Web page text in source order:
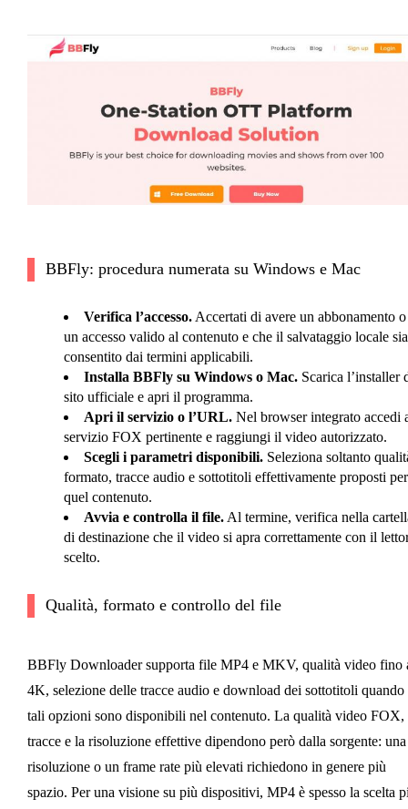
BBFly: procedura numerata su Windows e Mac
Verifica l’accesso.Accertati di avere un abbonamento o
un accesso valido al contenuto e che il salvataggio locale sia
consentito dai termini applicabili.
Installa BBFly su Windows o Mac.Scarica l’installer
sito ufficiale e apri il programma.
Apri il servizio o l’URL.Nel browser integrato accedi
servizio FOX pertinente e raggiungi il video autorizzato.
Scegli i parametri disponibili.Seleziona soltanto
formato, tracce audio e sottotitoli effettivamente proposti per
quel contenuto.
Avvia e controlla il file.Al termine, verifica nella
di destinazione che il video si apra correttamente con il
scelto.
Qualità, formato e controllo del file
BBFly Downloader supporta file MP4 e MKV, qualità video fino
4K, selezione delle tracce audio e download dei sottotitoli quando
tali opzioni sono disponibili nel contenuto. La qualità video FOX,
tracce e la risoluzione effettive dipendono però dalla sorgente: una
risoluzione o un frame rate più elevati richiedono in genere più
spazio. Per una visione su più dispositivi, MP4 è spesso la scelta